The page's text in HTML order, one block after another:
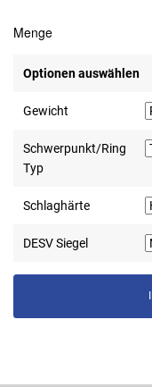
Menge
Optionen auswählen
Gewicht
Schwerpunkt/Ring
Typ
Schlaghärte
DESV Siegel